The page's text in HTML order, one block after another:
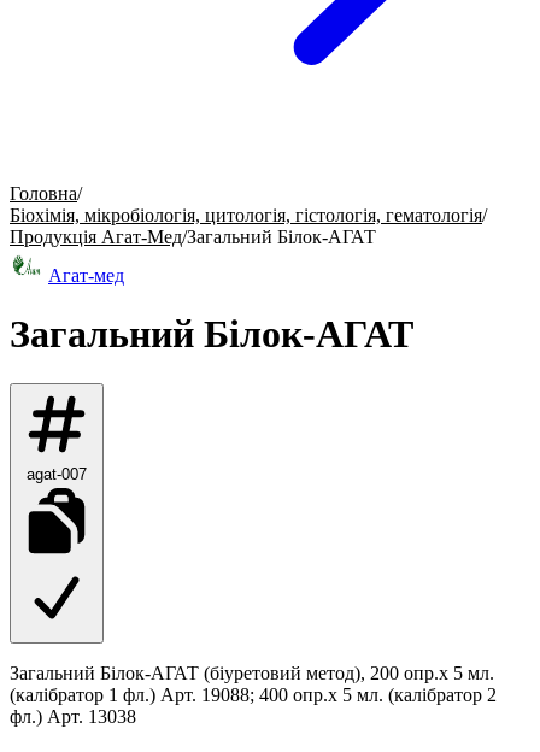
Головна/
Біохімія, мікробіологія, цитологія, гістологія, гематологія/
Продукція Агат-Мед/Загальний Білок-АГАТ
Агат-мед
Загальний Білок-АГАТ
agat-007
Загальний Білок-АГАТ (біуретовий метод), 200 опр.х 5 мл.
(калібратор 1 фл.) Арт. 19088; 400 опр.х 5 мл. (калібратор 2
фл.) Арт. 13038